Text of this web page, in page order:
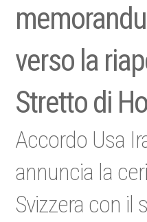
verso la
Stretto di
Accordo Usa
annuncia la
Svizzera con il